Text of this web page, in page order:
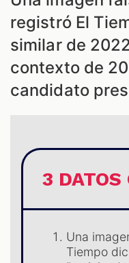
registró El
similar de
contexto de
candidato
3 DATOS
Una
Tiempo